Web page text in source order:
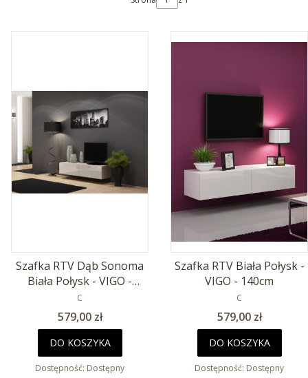
Szafka RTV Dąb Sonoma
Biała Połysk - VIGO -
140cm
PRODUCENT
C
Cena
579,00 zł
DO KOSZYKA
Dostępność: Dostępny
Szafka RTV Biała Połysk -
VIGO - 140cm
PRODUCENT
C
Cena
579,00 zł
DO KOSZYKA
Dostępność: Dostępny